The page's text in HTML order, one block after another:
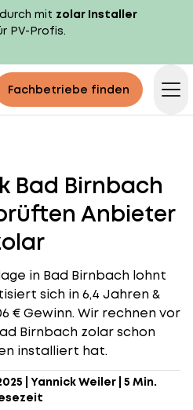
mit zolar Installer
PV-Profis.
Fachbetriebe finden
Bad Birnbach
Anbieter
in Bad Birnbach lohnt
sich in 6,4 Jahren &
€ Gewinn. Wir rechnen vor
Birnbach zolar schon
installiert hat.
Yannick Weiler| 5 Min.